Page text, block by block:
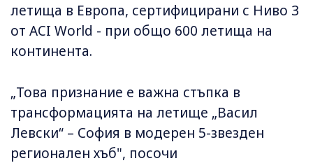
летища в Европа, сертифицирани с Ниво 3
от ACI World - при общо 600 летища на
континента.
„Това признание е важна стъпка в
трансформацията на летище „Васил
Левски“ – София в модерен 5-звезден
регионален хъб", посочи